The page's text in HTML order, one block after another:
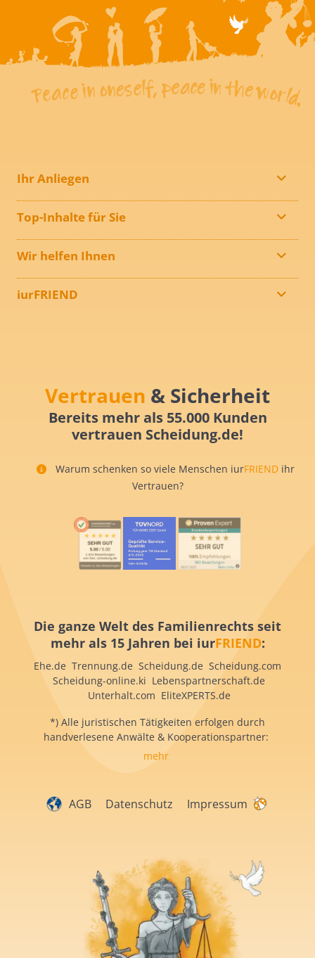
Ihr Anliegen
Top-Inhalte für Sie
Wir helfen Ihnen
iurFRIEND
Vertrauen & Sicherheit
Bereits mehr als 55.000 Kunden
vertrauen Scheidung.de!
Warum schenken so viele Menschen iurFRIEND ihr
Vertrauen?
Die ganze Welt des Familienrechts seit
mehr als 15 Jahren bei iurFRIEND:
Ehe.de Trennung.de Scheidung.de Scheidung.com
Scheidung-online.ki Lebenspartnerschaft.de
Unterhalt.com EliteXPERTS.de
*) Alle juristischen Tätigkeiten erfolgen durch
handverlesene Anwälte & Kooperationspartner:
mehr
AGB Datenschutz Impressum